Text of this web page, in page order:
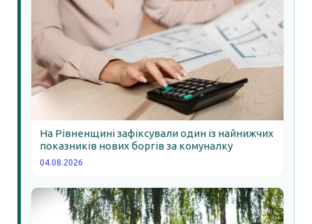
На Рівненщині зафіксували один із найнижчих
показників нових боргів за комуналку
04.08.2026